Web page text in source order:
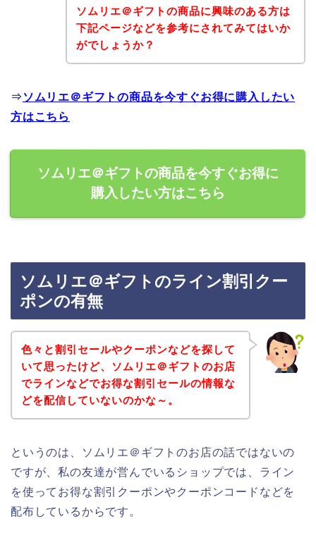
ソムリエ＠ギフトの商品に興味のある方は
下記ページなどを参考にされてみてはいか
がでしょうか？
⇒ ソムリエ＠ギフトの商品を今すぐお得に購入したい
方はこちら
ソムリエ＠ギフトの商品を今すぐお得に
購入したい方はこちら
ソムリエ＠ギフトのライン割引クー
ポンの有無
色々と割引セールやクーポンなどを探して
いて思ったけど、ソムリエ＠ギフトのお店
でラインなどでお得な割引セールの情報な
どを配信していないのかな～。
というのは、ソムリエ＠ギフトのお店の話ではないの
ですが、私の友達が営んでいるショップでは、ライン
を使ってお得な割引クーポンやクーポンコードなどを
配布しているからです。